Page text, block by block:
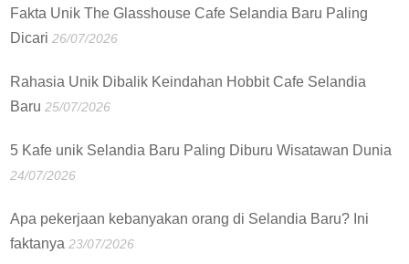
Fakta Unik The Glasshouse Cafe Selandia Baru Paling
Dicari 26/07/2026
Rahasia Unik Dibalik Keindahan Hobbit Cafe Selandia
Baru 25/07/2026
5 Kafe unik Selandia Baru Paling Diburu Wisatawan Dunia
24/07/2026
Apa pekerjaan kebanyakan orang di Selandia Baru? Ini
faktanya 23/07/2026